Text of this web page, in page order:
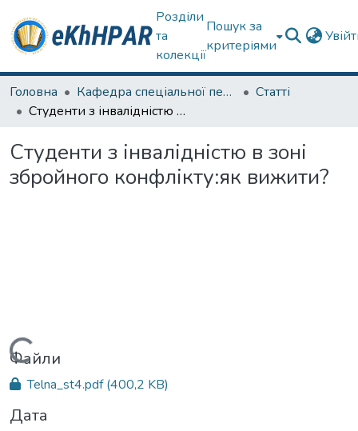
Розділи
та
колекції
Пошук за
критеріями
Головна Кафедра спеціальної педагогіки і психології та інклюзивної освіти
Статті
Студенти з інвалідністю в зоні збройного конфлікту:як вижити?
Студенти з інвалідністю в зоні
збройного конфлікту:як вижити?
Вантажиться...
Файли
Telna_st4.pdf(400,2 KB)
Дата